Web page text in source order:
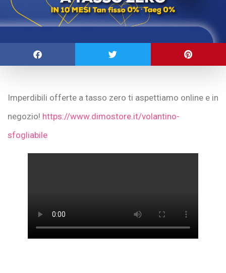
Imperdibili offerte a tasso zero ti aspettiamo online e in
negozio! https://www.dimostore.it/volantino-
sfogliabile